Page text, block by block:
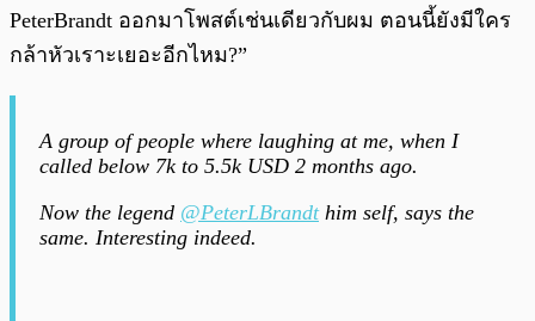
PeterBrandt ออกมาโพสต์เช่นเดียวกับผม ตอนนี้ยังมีใคร
กล้าหัวเราะเยอะอีกไหม?”
A group of people where laughing at me, when I
called below 7k to 5.5k USD 2 months ago.
Now the legend @PeterLBrandthim self, says the
same. Interesting indeed.